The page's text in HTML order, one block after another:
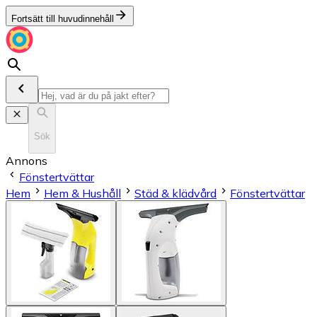
Fortsätt till huvudinnehåll
Sök
Annons
Fönstertvättar
Hem
Hem & Hushåll Städ & klädvård Fönstertvättar